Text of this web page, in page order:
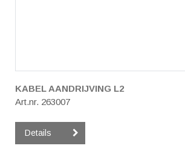
KABEL AANDRIJVING L2
Art.nr. 263007
Details